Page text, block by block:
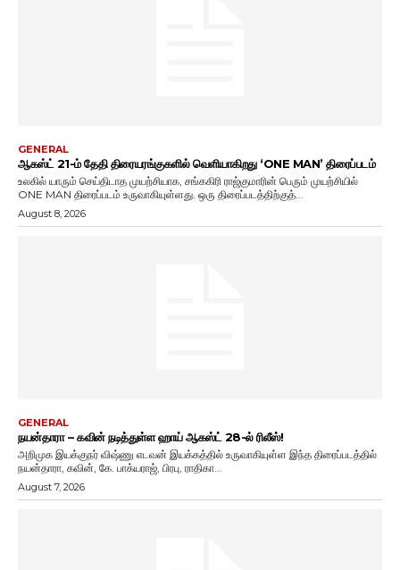
GENERAL
ஆகஸ்ட் 21-ம் தேதி திரையரங்குகளில் வெளியாகிறது ‘ONE MAN’ திரைப்படம்
உலகில் யாரும் செய்திடாத முயற்சியாக, சங்ககிரி ராஜ்குமாரின் பெரும் முயற்சியில்
ONE MAN திரைப்படம் உருவாகியுள்ளது. ஒரு திரைப்படத்திற்குத்...
August 8, 2026
GENERAL
நயன்தாரா – கவின் நடித்துள்ள ஹாய் ஆகஸ்ட் 28-ல் ரிலீஸ்!
அறிமுக இயக்குநர் விஷ்ணு எடவன் இயக்கத்தில் உருவாகியுள்ள இந்த திரைப்படத்தில்
நயன்தாரா, கவின், கே. பாக்யராஜ், பிரபு, ராதிகா...
August 7, 2026